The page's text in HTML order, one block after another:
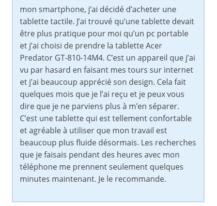
mon smartphone, j‘ai décidé d’acheter une
tablette tactile. J’ai trouvé qu’une tablette devait
être plus pratique pour moi qu’un pc portable
et j’ai choisi de prendre la tablette Acer
Predator GT-810-14M4. C’est un appareil que j’ai
vu par hasard en faisant mes tours sur internet
et j’ai beaucoup apprécié son design. Cela fait
quelques mois que je l’ai reçu et je peux vous
dire que je ne parviens plus à m’en séparer.
C’est une tablette qui est tellement confortable
et agréable à utiliser que mon travail est
beaucoup plus fluide désormais. Les recherches
que je faisais pendant des heures avec mon
téléphone me prennent seulement quelques
minutes maintenant. Je le recommande.